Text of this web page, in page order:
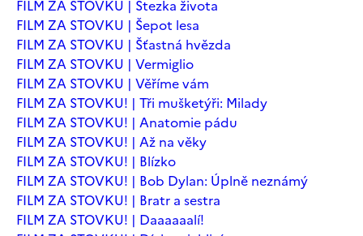
FILM ZA STOVKU | Stezka života
FILM ZA STOVKU | Šepot lesa
FILM ZA STOVKU | Šťastná hvězda
FILM ZA STOVKU | Vermiglio
FILM ZA STOVKU | Věříme vám
FILM ZA STOVKU! | Tři mušketýři: Milady
FILM ZA STOVKU! | Anatomie pádu
FILM ZA STOVKU! | Až na věky
FILM ZA STOVKU! | Blízko
FILM ZA STOVKU! | Bob Dylan: Úplně neznámý
FILM ZA STOVKU! | Bratr a sestra
FILM ZA STOVKU! | Daaaaaalí!